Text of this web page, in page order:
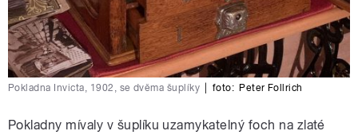
Pokladna Invicta, 1902, se dvěma šuplíky foto: Peter Follrich
Pokladny mívaly v šuplíku uzamykatelný foch na zlaté